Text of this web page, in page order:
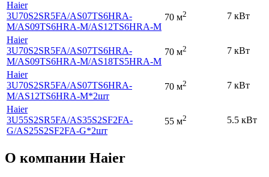
Haier
3U70S2SR5FA/AS07TS6HRA-
M/AS09TS6HRA-M/AS12TS6HRA-M
70 м2 7 кВт
Haier
3U70S2SR5FA/AS07TS6HRA-
M/AS09TS6HRA-M/AS18TS5HRA-M
70 м2 7 кВт
Haier
3U70S2SR5FA/AS07TS6HRA-
M/AS12TS6HRA-M*2шт
70 м2 7 кВт
Haier
3U55S2SR5FA/AS35S2SF2FA-
G/AS25S2SF2FA-G*2шт
55 м2 5.5 кВт
О компании Haier